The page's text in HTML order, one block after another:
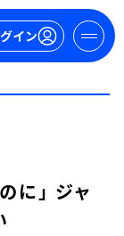
イン
に」 ジャ